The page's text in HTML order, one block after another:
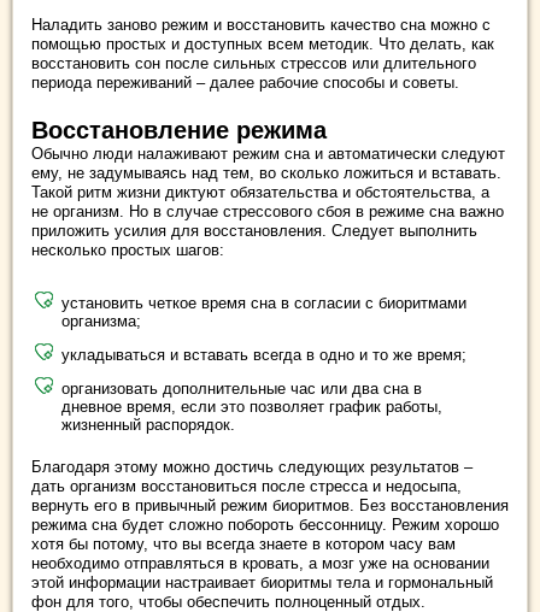
Наладить заново режим и восстановить качество сна можно с
помощью простых и доступных всем методик. Что делать, как
восстановить сон после сильных стрессов или длительного
периода переживаний – далее рабочие способы и советы.
Восстановление режима
Обычно люди налаживают режим сна и автоматически следуют
ему, не задумываясь над тем, во сколько ложиться и вставать.
Такой ритм жизни диктуют обязательства и обстоятельства, а
не организм. Но в случае стрессового сбоя в режиме сна важно
приложить усилия для восстановления. Следует выполнить
несколько простых шагов:
установить четкое время сна в согласии с биоритмами
организма;
укладываться и вставать всегда в одно и то же время;
организовать дополнительные час или два сна в
дневное время, если это позволяет график работы,
жизненный распорядок.
Благодаря этому можно достичь следующих результатов –
дать организм восстановиться после стресса и недосыпа,
вернуть его в привычный режим биоритмов. Без восстановления
режима сна будет сложно побороть бессонницу. Режим хорошо
хотя бы потому, что вы всегда знаете в котором часу вам
необходимо отправляться в кровать, а мозг уже на основании
этой информации настраивает биоритмы тела и гормональный
фон для того, чтобы обеспечить полноценный отдых.